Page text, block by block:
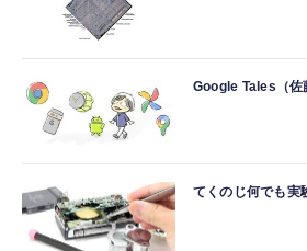
Google Tales（佐
てくのじ何でも実